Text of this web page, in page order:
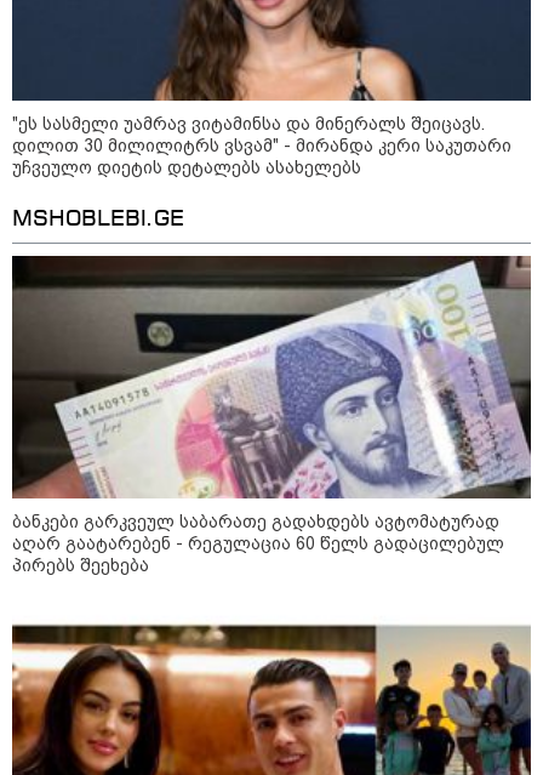
ვახტანგ კაპანაძე - დიახ, ომი
დაიწყო რუსეთმა და წერტილი!
აშშ-მა საქართველოში
დაფუძნებული კრიპტოკომპანია
დაასანქცირა
საქართველოს
თავისუფლებისთვის შეწირული
გმირების მემორიალზე გაკეთდა
პაატა ზაქარეიშვილი -
შეუძლებელია ბარამიძის
განცხადება შეესაბამებოდეს
სინამდვილეს, ეს არის მისი
"ეს სასმელი უამრავ ვიტამინსა და მინერალს შეიცავს.
დილით 30 მილილიტრს ვსვამ" - მირანდა კერი საკუთარი
უჩვეულო დიეტის დეტალებს ასახელებს
MSHOBLEBI.GE
ბანკები გარკვეულ საბარათე გადახდებს ავტომატურად
აღარ გაატარებენ - რეგულაცია 60 წელს გადაცილებულ
პირებს შეეხება